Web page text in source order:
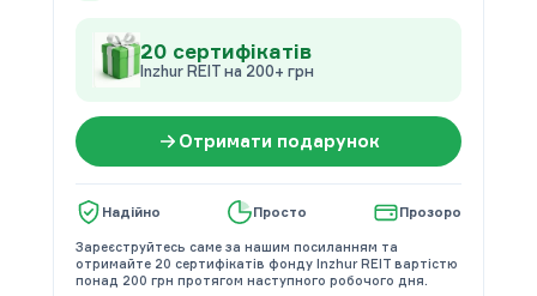
20 сертифікатів
Inzhur REIT на 200+ грн
Отримати подарунок
Надійно Просто Прозоро
Зареєструйтесь саме за нашим посиланням та
отримайте 20 сертифікатів фонду Inzhur REIT вартістю
понад 200 грн протягом наступного робочого дня.